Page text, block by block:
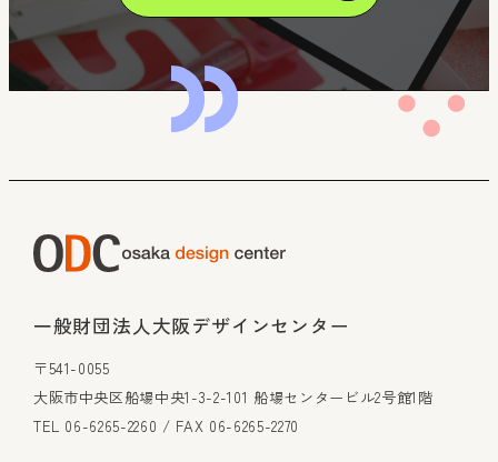
一般財団法人大阪デザインセンター
〒541-0055
大阪市中央区船場中央1-3-2-101 船場センタービル2号館1階
TEL 06-6265-2260 / FAX 06-6265-2270